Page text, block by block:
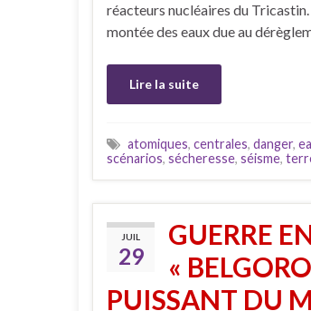
réacteurs nucléaires du
montée des eaux due au
Lire la suite
atomiques, centrales, danger,
scénarios, sécheresse, séisme,
JUIL
29
GUERRE
«
PUISSANT DU